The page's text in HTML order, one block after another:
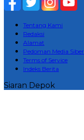
Tentang Kami
Redaksi
Alamat
Pedoman Media Siber
Terms of Service
Indeks Berita
Siaran Depok